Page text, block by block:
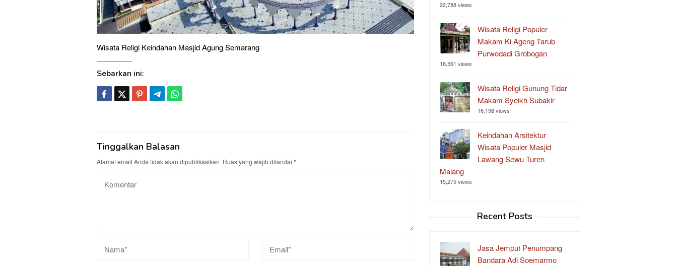
Wisata Religi Keindahan Masjid Agung Semarang
Sebarkan ini:
Tinggalkan Balasan
Alamat email Anda tidak akan dipublikasikan. Ruas yang wajib ditandai *
22,788 views
Wisata Religi Populer
Makam Ki Ageng Tarub
Purwodadi Grobogan
18,561 views
Wisata Religi Gunung Tidar
Makam Syeikh Subakir
16,198 views
Keindahan Arsitektur
Wisata Populer Masjid
Lawang Sewu Turen
Malang
15,275 views
Recent Posts
Jasa Jemput Penumpang
Bandara Adi Soemarmo